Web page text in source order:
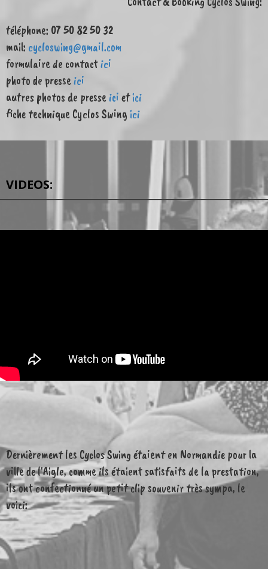
téléphone: 07 50 82 50 32
mail: cycloswing@gmail.com
formulaire de contactici
photo de presseici
autres photos de presseici etici
fiche technique Cyclos Swing ici
VIDEOS:
Dernièrement les Cyclos Swing étaient en Normandie pour la
ville de l'Aigle, comme ils étaient satisfaits de la prestation,
ils ont confectionné un petit clip souvenir très sympa, le
voici: